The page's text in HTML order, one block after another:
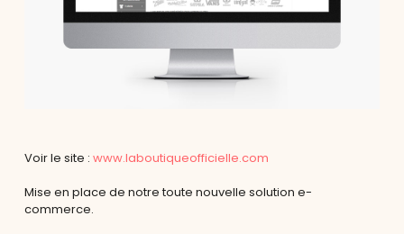
Voir le site : www.laboutiqueofficielle.com
Mise en place de notre toute nouvelle solution e-
commerce.